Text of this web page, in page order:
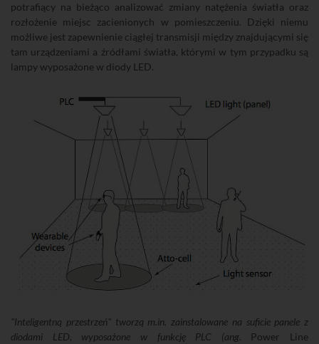
potrafiący na bieżąco analizować zmiany natężenia światła oraz
rozłożenie miejsc zacienionych w pomieszczeniu. Dzięki niemu
możliwe jest zapewnienie ciągłej transmisji między znajdującymi się
tam urządzeniami a źródłami światła, którymi w tym przypadku są
lampy wyposażone w diody LED.
"Inteligentną przestrzeń" tworzą m.in. zainstalowane na suficie panele z
diodami LED, wyposażone w funkcję PLC (ang. Power Line